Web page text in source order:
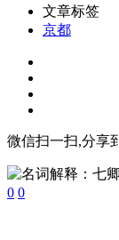
文章标签
京都
微信扫一扫,分享
0 0